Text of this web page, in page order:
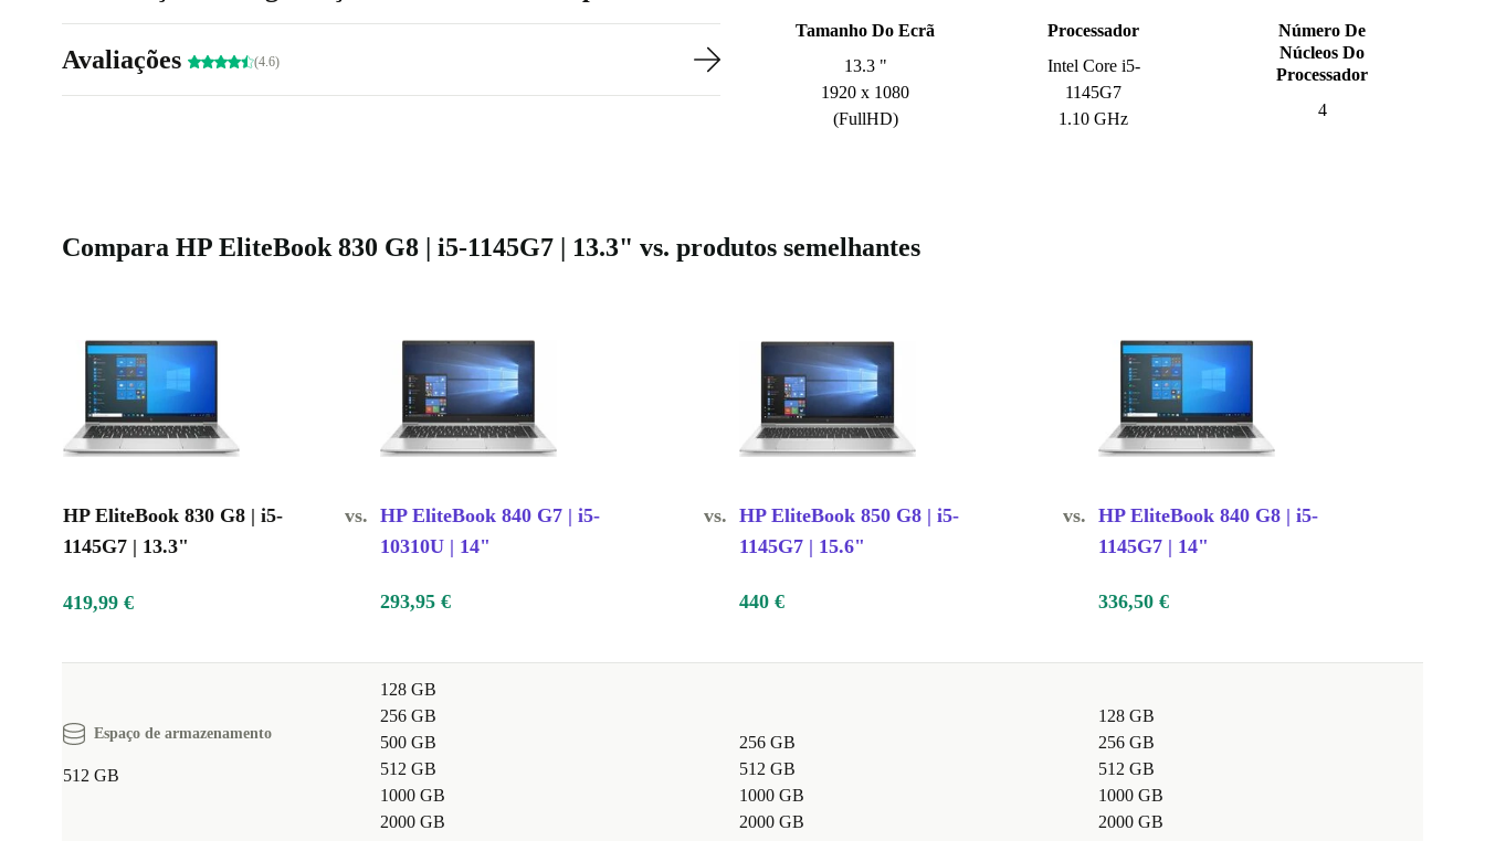
Tamanho Do Ecrã
13.3 "
1920 x 1080
(FullHD)
Processador
Intel Core i5-
1145G7
1.10 GHz
Número De
Núcleos Do
Processador
4
Avaliações (4.6)
Compara HP EliteBook 830 G8 | i5-1145G7 | 13.3" vs. produtos semelhantes
HP EliteBook 830 G8 | i5-
1145G7 | 13.3"
vs. HP EliteBook 840 G7 | i5-
10310U | 14"
vs. HP EliteBook 850 G8 | i5-
1145G7 | 15.6"
vs. HP EliteBook 840 G8 | i5-
1145G7 | 14"
419,99 € 293,95 € 440 € 336,50 €
Espaço de armazenamento
512 GB
128 GB
256 GB
500 GB
512 GB
1000 GB
2000 GB
256 GB
512 GB
1000 GB
2000 GB
128 GB
256 GB
512 GB
1000 GB
2000 GB